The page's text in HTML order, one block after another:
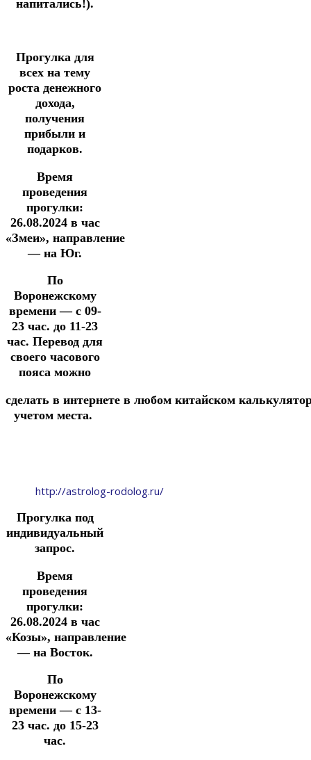
напитались!).
Прогулка для
всех на тему
роста денежного
дохода,
получения
прибыли и
подарков.
Время
проведения
прогулки:
26.08.2024в час
«Змеи», направление
— на Юг.
По
Воронежскому
времени — с 09-
23 час. до 11-23
час. Перевод для
своего часового
пояса можно
сделать в интернете в любом китайском
учетом места.
http://astrolog-rodolog.ru/
Прогулка под
индивидуальный
запрос.
Время
проведения
прогулки:
26.08.2024в час
«Козы», направление
— на Восток.
По
Воронежскому
времени — с 13-
23 час. до 15-23
час.